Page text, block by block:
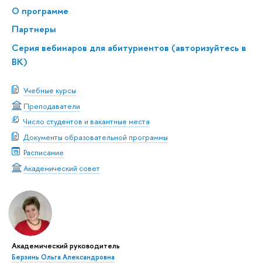
О программе
Партнеры
Серия вебинаров для абитуриентов (авторизуйтесь в
ВК)
Учебные курсы
Преподаватели
Число студентов и вакантные места
Документы образовательной программы
Расписание
Академический совет
Академический руководитель
Берзинь Ольга Александровна